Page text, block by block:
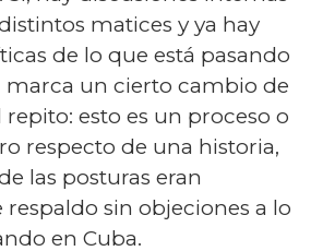
matices y ya hay
de lo que está pasando
marca un cierto cambio de
esto es un proceso o
respecto de una historia,
las posturas eran
sin objeciones a lo
en Cuba.